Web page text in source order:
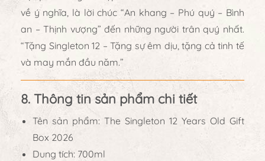
về ý nghĩa, là lời chúc “An khang – Phú quý – Bình
an – Thịnh vượng” đến những người trân quý nhất.
“Tặng Singleton 12 – Tặng sự êm dịu, tặng cả tinh tế
và may mắn đầu năm.”
8. Thông tin sản phẩm chi tiết
Tên sản phẩm: The Singleton 12 Years Old Gift
Box 2026
Dung tích: 700ml